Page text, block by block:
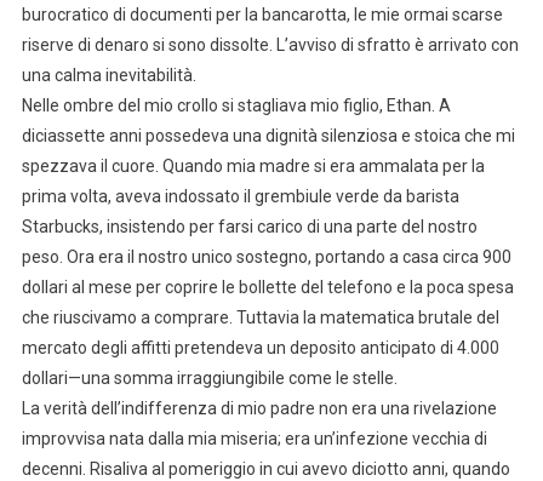
burocratico di documenti per la bancarotta, le mie ormai scarse
riserve di denaro si sono dissolte. L’avviso di sfratto è arrivato con
una calma inevitabilità.
Nelle ombre del mio crollo si stagliava mio figlio, Ethan. A
diciassette anni possedeva una dignità silenziosa e stoica che mi
spezzava il cuore. Quando mia madre si era ammalata per la
prima volta, aveva indossato il grembiule verde da barista
Starbucks, insistendo per farsi carico di una parte del nostro
peso. Ora era il nostro unico sostegno, portando a casa circa 900
dollari al mese per coprire le bollette del telefono e la poca spesa
che riuscivamo a comprare. Tuttavia la matematica brutale del
mercato degli affitti pretendeva un deposito anticipato di 4.000
dollari—una somma irraggiungibile come le stelle.
La verità dell’indifferenza di mio padre non era una rivelazione
improvvisa nata dalla mia miseria; era un’infezione vecchia di
decenni. Risaliva al pomeriggio in cui avevo diciotto anni, quando